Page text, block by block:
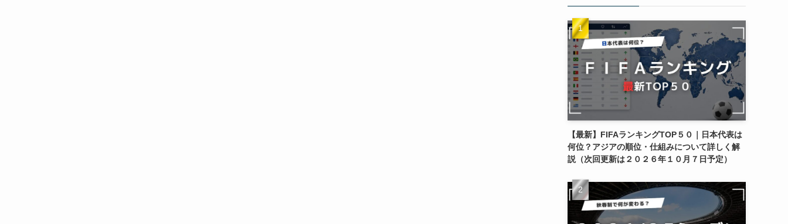
【最新】FIFAランキングTOP５０｜日本代表は
何位？アジアの順位・仕組みについて詳しく解
説（次回更新は２０２６年１０月７日予定）